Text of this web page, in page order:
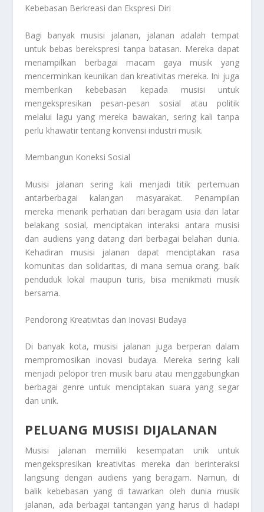
Kebebasan Berkreasi dan Ekspresi Diri
Bagi banyak musisi jalanan, jalanan adalah tempat
untuk bebas berekspresi tanpa batasan. Mereka dapat
menampilkan berbagai macam gaya musik yang
mencerminkan keunikan dan kreativitas mereka. Ini juga
memberikan kebebasan kepada musisi untuk
mengekspresikan pesan-pesan sosial atau politik
melalui lagu yang mereka bawakan, sering kali tanpa
perlu khawatir tentang konvensi industri musik.
Membangun Koneksi Sosial
Musisi jalanan sering kali menjadi titik pertemuan
antarberbagai kalangan masyarakat. Penampilan
mereka menarik perhatian dari beragam usia dan latar
belakang sosial, menciptakan interaksi antara musisi
dan audiens yang datang dari berbagai belahan dunia.
Kehadiran musisi jalanan dapat menciptakan rasa
komunitas dan solidaritas, di mana semua orang, baik
penduduk lokal maupun turis, bisa menikmati musik
bersama.
Pendorong Kreativitas dan Inovasi Budaya
Di banyak kota, musisi jalanan juga berperan dalam
mempromosikan inovasi budaya. Mereka sering kali
menjadi pelopor tren musik baru atau menggabungkan
berbagai genre untuk menciptakan suara yang segar
dan unik.
PELUANG MUSISI DIJALANAN
Musisi jalanan memiliki kesempatan unik untuk
mengekspresikan kreativitas mereka dan berinteraksi
langsung dengan audiens yang beragam. Namun, di
balik kebebasan yang di tawarkan oleh dunia musik
jalanan, ada berbagai tantangan yang harus di hadapi